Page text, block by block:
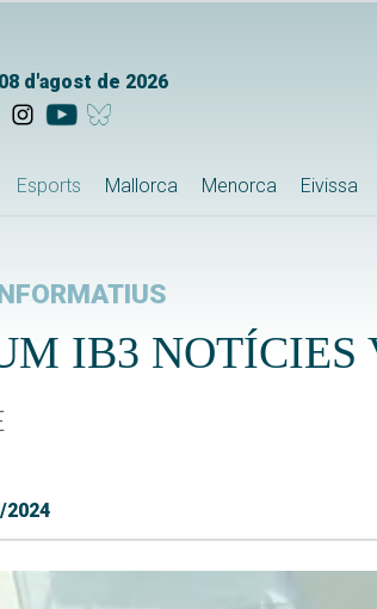
d'agost de 2026
Esports Mallorca Menorca Eivissa
IB3 NOTÍCIES
2024